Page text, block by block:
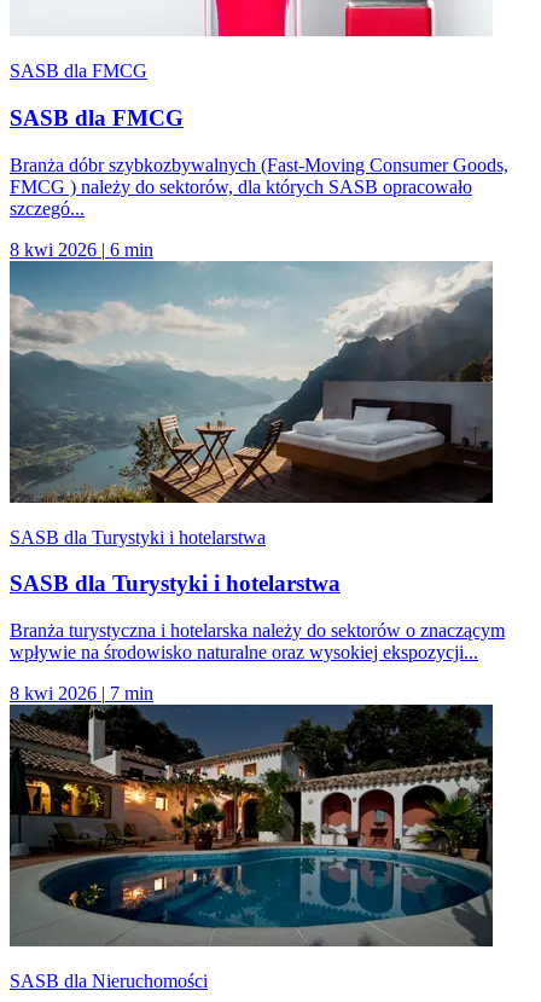
SASB dla FMCG
SASB dla FMCG
Branża dóbr szybkozbywalnych (Fast-Moving Consumer Goods,
FMCG ) należy do sektorów, dla których SASB opracowało
szczegó...
8 kwi 2026 | 6 min
SASB dla Turystyki i hotelarstwa
SASB dla Turystyki i hotelarstwa
Branża turystyczna i hotelarska należy do sektorów o znaczącym
wpływie na środowisko naturalne oraz wysokiej ekspozycji...
8 kwi 2026 | 7 min
SASB dla Nieruchomości